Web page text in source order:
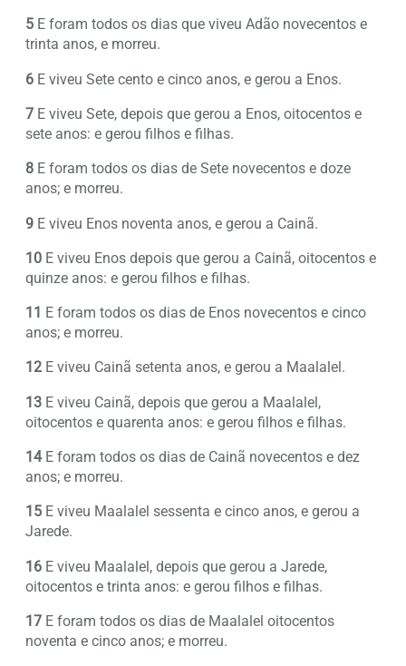
5 E foram todos os dias que viveu Adão novecentos e
trinta anos, e morreu.
6 E viveu Sete cento e cinco anos, e gerou a Enos.
7 E viveu Sete, depois que gerou a Enos, oitocentos e
sete anos: e gerou filhos e filhas.
8 E foram todos os dias de Sete novecentos e doze
anos; e morreu.
9 E viveu Enos noventa anos, e gerou a Cainã.
10 E viveu Enos depois que gerou a Cainã, oitocentos e
quinze anos: e gerou filhos e filhas.
11 E foram todos os dias de Enos novecentos e cinco
anos; e morreu.
12 E viveu Cainã setenta anos, e gerou a Maalalel.
13 E viveu Cainã, depois que gerou a Maalalel,
oitocentos e quarenta anos: e gerou filhos e filhas.
14E foram todos os dias de Cainã novecentos e dez
anos; e morreu.
15 E viveu Maalalel sessenta e cinco anos, e gerou a
Jarede.
16 E viveu Maalalel, depois que gerou a Jarede,
oitocentos e trinta anos: e gerou filhos e filhas.
17 E foram todos os dias de Maalalel oitocentos
noventa e cinco anos; e morreu.